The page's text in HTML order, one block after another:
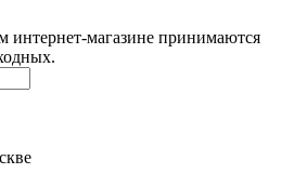
интернет-магазине принимаются